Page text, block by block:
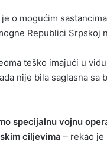
o mogućim
Republici Srpskoj
teško imajući u
nije bila saglasna sa
specijalnu vojnu
ciljevima – rekao je